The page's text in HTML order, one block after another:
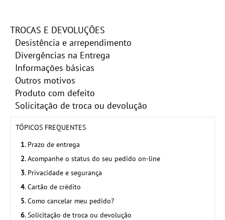
TROCAS E DEVOLUÇÕES
Desistência e arrependimento
Divergências na Entrega
Informações básicas
Outros motivos
Produto com defeito
Solicitação de troca ou devolução
TÓPICOS FREQUENTES
1. Prazo de entrega
2. Acompanhe o status do seu pedido on-line
3. Privacidade e segurança
4. Cartão de crédito
5. Como cancelar meu pedido?
6. Solicitação de troca ou devolução